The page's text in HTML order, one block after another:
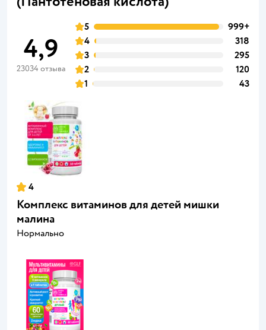
4,9
23034 отзыва
5
999+
4
318
3
295
2
120
1
43
4
Комплекс витаминов для детей мишки
малина
Нормально